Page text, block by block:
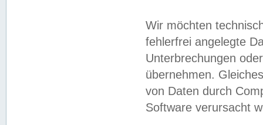
Wir möchten
fehlerfrei angelegte
Unterbrechungen
übernehmen.
von Daten durch
Software verursacht